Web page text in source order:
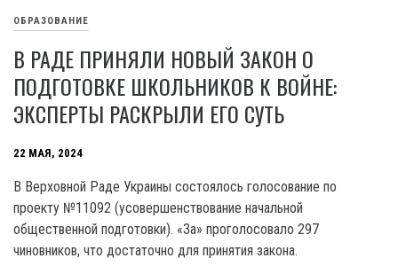
ОБРАЗОВАНИЕ
В РАДЕ ПРИНЯЛИ НОВЫЙ ЗАКОН О
ПОДГОТОВКЕ ШКОЛЬНИКОВ К ВОЙНЕ:
ЭКСПЕРТЫ РАСКРЫЛИ ЕГО СУТЬ
22 МАЯ, 2024
В Верховной Раде Украины состоялось голосование по
проекту №11092 (усовершенствование начальной
общественной подготовки). «За» проголосовало 297
чиновников, что достаточно для принятия закона.